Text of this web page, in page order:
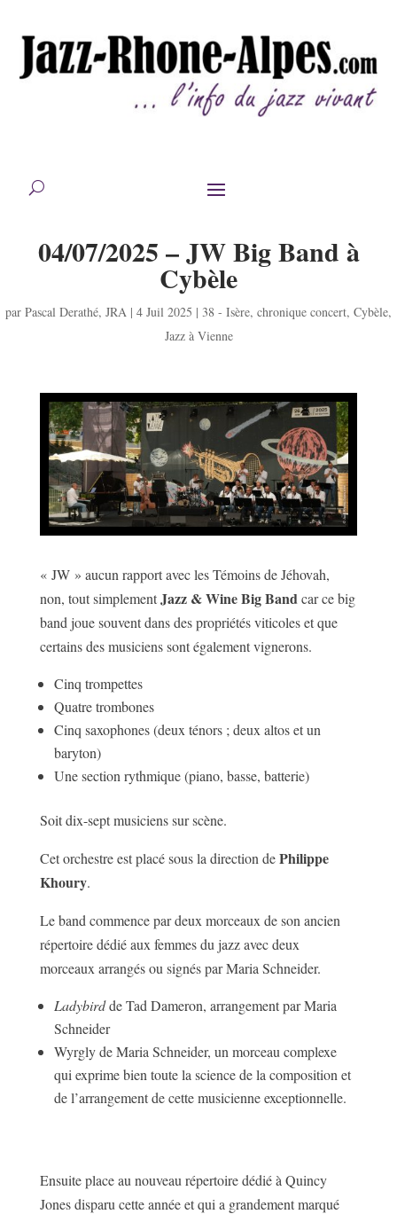
04/07/2025 – JW Big Band à
Cybèle
par Pascal Derathé, JRA | 4 Juil 2025 | 38 - Isère, chronique concert, Cybèle,
Jazz à Vienne
« JW » aucun rapport avec les Témoins de Jéhovah,
non, tout simplementJazz & Wine Big Band car ce big
band joue souvent dans des propriétés viticoles et que
certains des musiciens sont également vignerons.
Cinq trompettes
Quatre trombones
Cinq saxophones (deux ténors ; deux altos et un
baryton)
Une section rythmique (piano, basse, batterie)
Soit dix-sept musiciens sur scène.
Cet orchestre est placé sous la direction dePhilippe
Khoury.
Le band commence par deux morceaux de son ancien
répertoire dédié aux femmes du jazz avec deux
morceaux arrangés ou signés par Maria Schneider.
Ladybirdde Tad Dameron, arrangement par Maria
Schneider
Wyrgly de Maria Schneider, un morceau complexe
qui exprime bien toute la science de la composition et
de l’arrangement de cette musicienne exceptionnelle.
Ensuite place au nouveau répertoire dédié à Quincy
Jones disparu cette année et qui a grandement marqué